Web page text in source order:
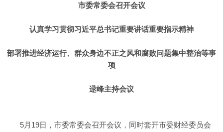
市委常委会召开会议
认真学习贯彻习近平总书记重要讲话重要指示精神
部署推进经济运行、群众身边不正之风和腐败问题集中整治等事
项
逯峰主持会议
5月19日，市委常委会召开会议，同时套开市委财经委员会